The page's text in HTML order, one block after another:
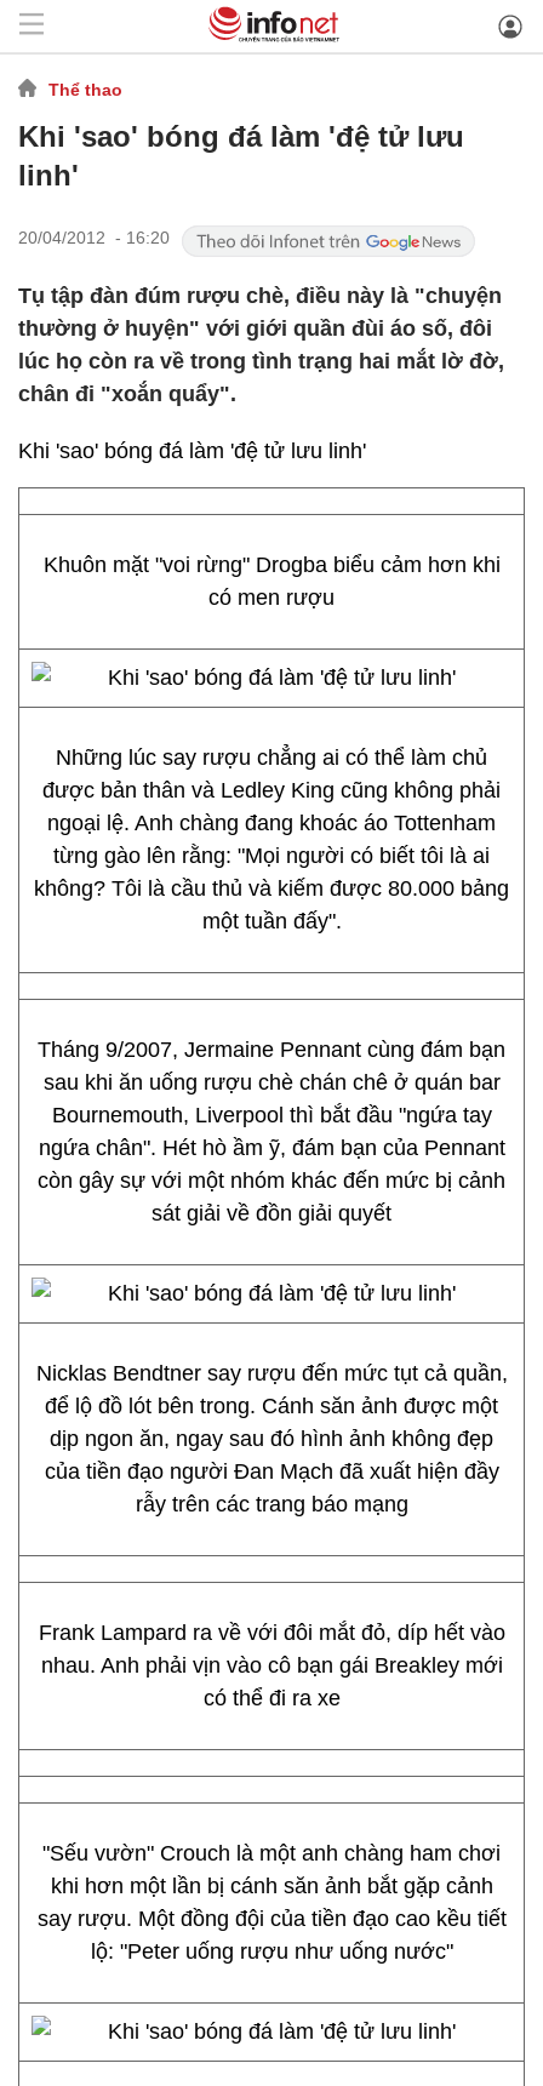
Thể thao
Khi 'sao' bóng đá làm 'đệ tử lưu
linh'
20/04/2012 - 16:20
Tụ tập đàn đúm rượu chè, điều này là "chuyện
thường ở huyện" với giới quần đùi áo số, đôi
lúc họ còn ra về trong tình trạng hai mắt lờ đờ,
chân đi "xoắn quẩy".
Khi 'sao' bóng đá làm 'đệ tử lưu linh'
Khuôn mặt "voi rừng" Drogba biểu cảm hơn khi
có men rượu
Những lúc say rượu chẳng ai có thể làm chủ
được bản thân và Ledley King cũng không phải
ngoại lệ. Anh chàng đang khoác áo Tottenham
từng gào lên rằng: "Mọi người có biết tôi là ai
không? Tôi là cầu thủ và kiếm được 80.000 bảng
một tuần đấy".
Tháng 9/2007, Jermaine Pennant cùng đám bạn
sau khi ăn uống rượu chè chán chê ở quán bar
Bournemouth, Liverpool thì bắt đầu "ngứa tay
ngứa chân". Hét hò ầm ỹ, đám bạn của Pennant
còn gây sự với một nhóm khác đến mức bị cảnh
sát giải về đồn giải quyết
Nicklas Bendtner say rượu đến mức tụt cả quần,
để lộ đồ lót bên trong. Cánh săn ảnh được một
dịp ngon ăn, ngay sau đó hình ảnh không đẹp
của tiền đạo người Đan Mạch đã xuất hiện đầy
rẫy trên các trang báo mạng
Frank Lampard ra về với đôi mắt đỏ, díp hết vào
nhau. Anh phải vịn vào cô bạn gái Breakley mới
có thể đi ra xe
"Sếu vườn" Crouch là một anh chàng ham chơi
khi hơn một lần bị cánh săn ảnh bắt gặp cảnh
say rượu. Một đồng đội của tiền đạo cao kều tiết
lộ: "Peter uống rượu như uống nước"